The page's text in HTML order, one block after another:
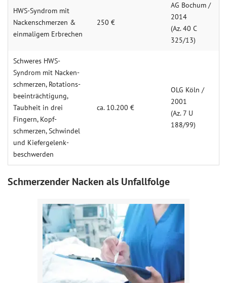
HWS-Syndrom mit
Nacken­schmerzen &
einmaligem Erbrechen
250 €
AG Bochum /
2014
(Az. 40 C
325/13)
Schweres HWS-
Syndrom mit Nacken­
schmerzen, Rotations­
beeinträchti­gung,
Taubheit in drei
Fingern, Kopf­
schmerzen, Schwindel
und Kiefergelenk­
beschwerden
ca. 10.200 €
OLG Köln /
2001
(Az. 7 U
188/99)
Schmerzender Nacken als Unfallfolge